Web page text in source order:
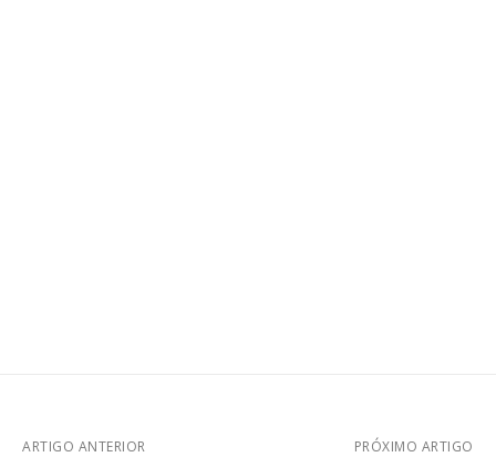
ARTIGO ANTERIOR PRÓXIMO ARTIGO